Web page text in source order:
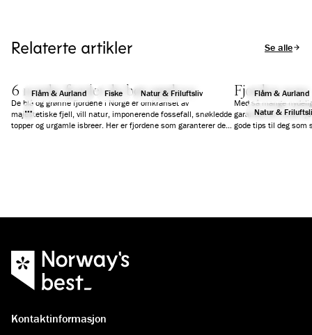
Relaterte artikler Se alle
Flåm & Aurland Fiske Natur & Friluftsliv
6 norske fjorder du bør oppleve
De blå og grønne fjordene i Norge er omkranset av
majestetiske fjell, vill natur, imponerende fossefall, snøkledde
topper og urgamle isbreer. Her er fjordene som garanterer deg
Flåm & Aurland
Natur &
Fjorden som
Med så mange
garantert en norsk
gode tips til deg som
Kontaktinformasjon